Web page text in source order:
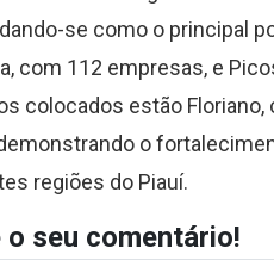
se como o principal
com 112 empresas, e
colocados estão
o
regiões do Piauí.
o seu comentário!